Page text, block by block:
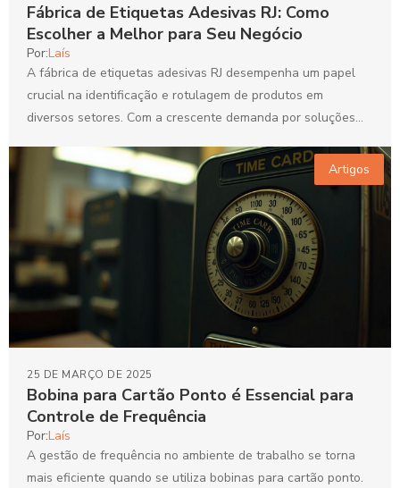
Fábrica de Etiquetas Adesivas RJ: Como
Escolher a Melhor para Seu Negócio
Por:Laís
A fábrica de etiquetas adesivas RJ desempenha um papel
crucial na identificação e rotulagem de produtos em
diversos setores. Com a crescente demanda por soluções...
Artigos
Bobina para Cartão Ponto é Essencial para
Controle de Frequência
25 DE MARÇO DE 2025
Por:Laís
A gestão de frequência no ambiente de trabalho se torna
mais eficiente quando se utiliza bobinas para cartão ponto.